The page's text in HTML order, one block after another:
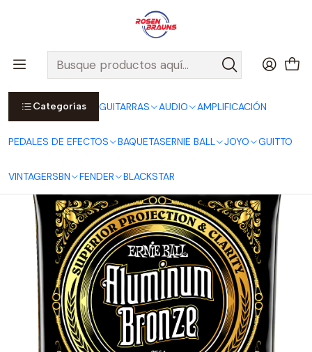
Categorías GUITARRAS AUDIO AMPLIFICACIÓN
PEDALES DE EFECTOS BAQUETASERNIE BALL JOYO GUITTO
VINTAGERSBN FENDER BLACKSTAR
Por compras sobre $25.000 en Santiago urbano, Colina o
Padre Hurtado, incluimos el despacho!
Ver Detalles
Inicio ERNIE BALL
CUERDAS ERNIE BALL
Cuerdas Acústicas ERNIE BALL
ALUMINUM BRONZE Series